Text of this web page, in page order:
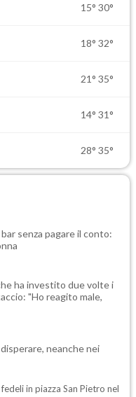
15° 30°
18° 32°
21° 35°
14° 31°
28° 35°
senza pagare il conto:
ha investito due volte i
"Ho reagito male,
neanche nei
in piazza San Pietro nel